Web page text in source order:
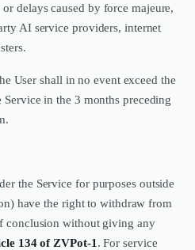
delays caused by force majeure,
AI service providers, internet
User shall in no event exceed the
in the 3 months preceding
the Service for purposes outside
have the right to withdraw from
conclusion without giving any
134 of ZVPot-1 . For service